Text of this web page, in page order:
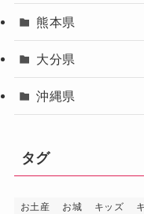
熊本県
大分県
沖縄県
タグ
お土産 お城 キッズ